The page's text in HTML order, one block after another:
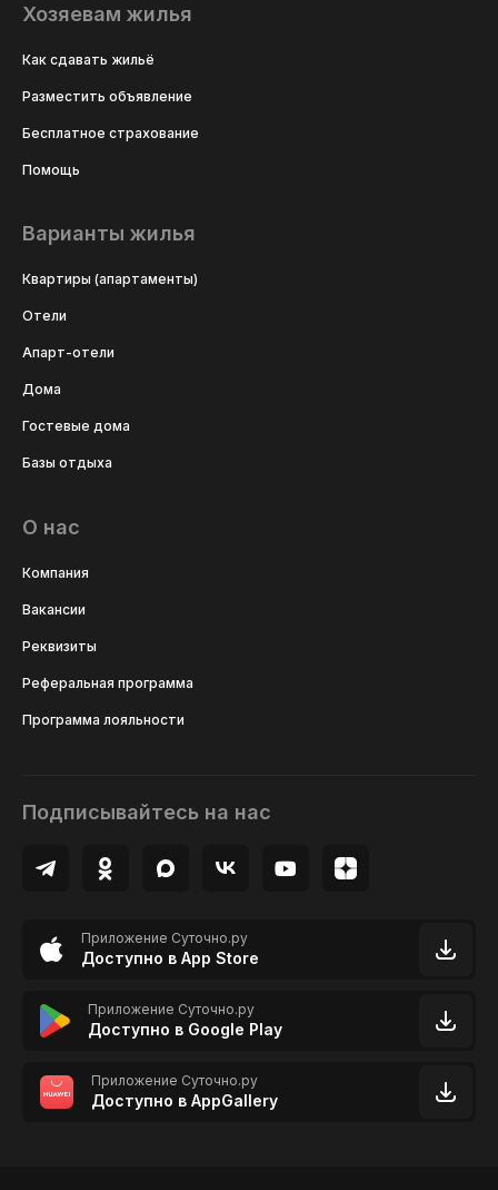
Хозяевам жилья
Как сдавать жильё
Разместить объявление
Бесплатное страхование
Помощь
Варианты жилья
Квартиры (апартаменты)
Отели
Апарт-отели
Дома
Гостевые дома
Базы отдыха
О нас
Компания
Вакансии
Реквизиты
Реферальная программа
Программа лояльности
Подписывайтесь на нас
Приложение Суточно.ру
Доступно в App Store
Приложение Суточно.ру
Доступно в Google Play
Приложение Суточно.ру
Доступно в AppGallery